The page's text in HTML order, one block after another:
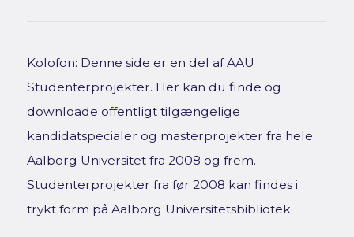
Kolofon: Denne side er en del af AAU
Studenterprojekter. Her kan du finde og
downloade offentligt tilgængelige
kandidatspecialer og masterprojekter fra hele
Aalborg Universitet fra 2008 og frem.
Studenterprojekter fra før 2008 kan findes i
trykt form på Aalborg Universitetsbibliotek.